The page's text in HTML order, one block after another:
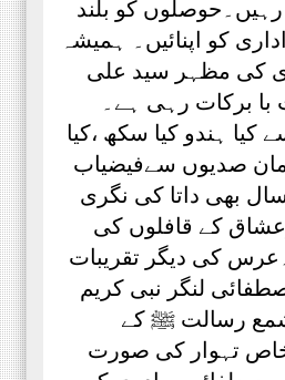
کو بلند
کو اپنائیں۔ ہمیشہ
کی مظہر سید علی
با برکات رہی ہے۔
ہندو کیا سکھ ،کیا
صدیوں سےفیضیاب
بھی داتا کی نگری
کے قافلوں کی
کی دیگر تقریبات
لنگر نبی کریم
رسالت ﷺ کے
خاص تہوار کی صورت